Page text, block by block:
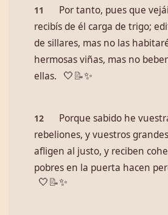
11
Por tanto, pues que
recibís de él carga de trigo;
de sillares, mas no las
hermosas viñas, mas no
ellas.
🤍 📝✨
12
Porque sabido he
rebeliones, y vuestros
afligen al justo, y reciben
pobres en la puerta hacen
🤍 📝✨